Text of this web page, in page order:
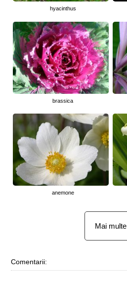
hyacinthus
brassica
anemone
Mai multe
Comentarii: